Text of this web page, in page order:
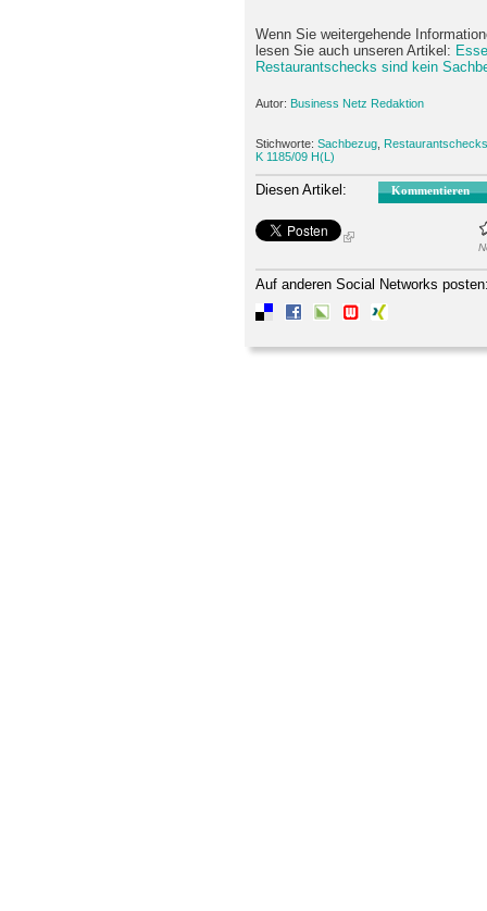
Wenn Sie weitergehende
lesen Sie auch unseren Artikel:
Restaurantschecks sind kein
Autor: Business Netz Redaktion
Stichworte: Sachbezug Restaurantschecks
K 1185/09 H(L)
Diesen Artikel: Kommentieren
Auf anderen Social Networks